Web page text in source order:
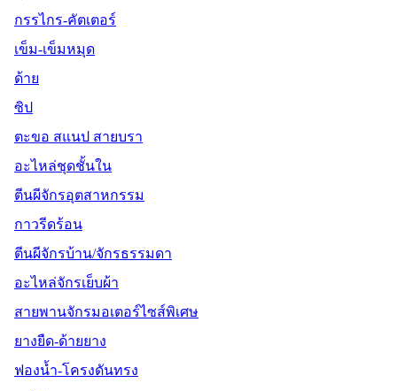
กรรไกร-คัตเตอร์
เข็ม-เข็มหมุด
ด้าย
ซิป
ตะขอ สแนป สายบรา
อะไหล่ชุดชั้นใน
ตีนผีจักรอุตสาหกรรม
กาวรีดร้อน
ตีนผีจักรบ้าน/จักรธรรมดา
อะไหล่จักรเย็บผ้า
สายพานจักรมอเตอร์ไซส์พิเศษ
ยางยืด-ด้ายยาง
ฟองน้ำ-โครงดันทรง